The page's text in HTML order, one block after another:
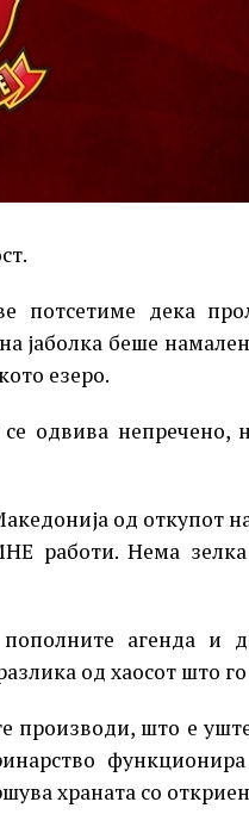
потсетиме дека
јаболка беше
езеро.
се одвива
од откупот
работи. Нема
агенда и
од хаосот што
производи, што е
храната со